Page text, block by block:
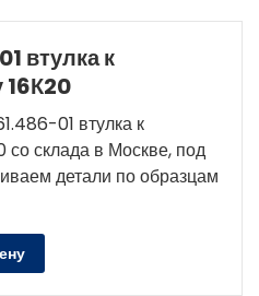
втулка к
16К20
01 втулка к
со склада в Москве, под
детали по образцам